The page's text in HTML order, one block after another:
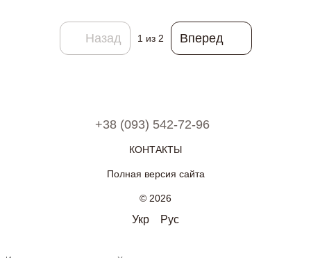
Назад 1 из 2 Вперед
+38 (093) 542-72-96
КОНТАКТЫ
Полная версия сайта
© 2026
Укр Рус